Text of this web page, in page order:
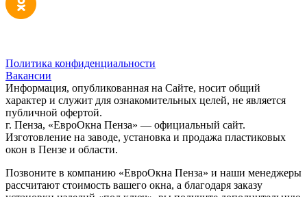
Политика конфиденциальности
Вакансии
Информация, опубликованная на Сайте, носит общий
характер и служит для ознакомительных целей, не является
публичной офертой.
г. Пенза, «ЕвроОкна Пенза» — официальный сайт.
Изготовление на заводе, установка и продажа пластиковых
окон в Пензе и области.
Позвоните в компанию «ЕвроОкна Пенза» и наши менеджеры
рассчитают стоимость вашего окна, а благодаря заказу